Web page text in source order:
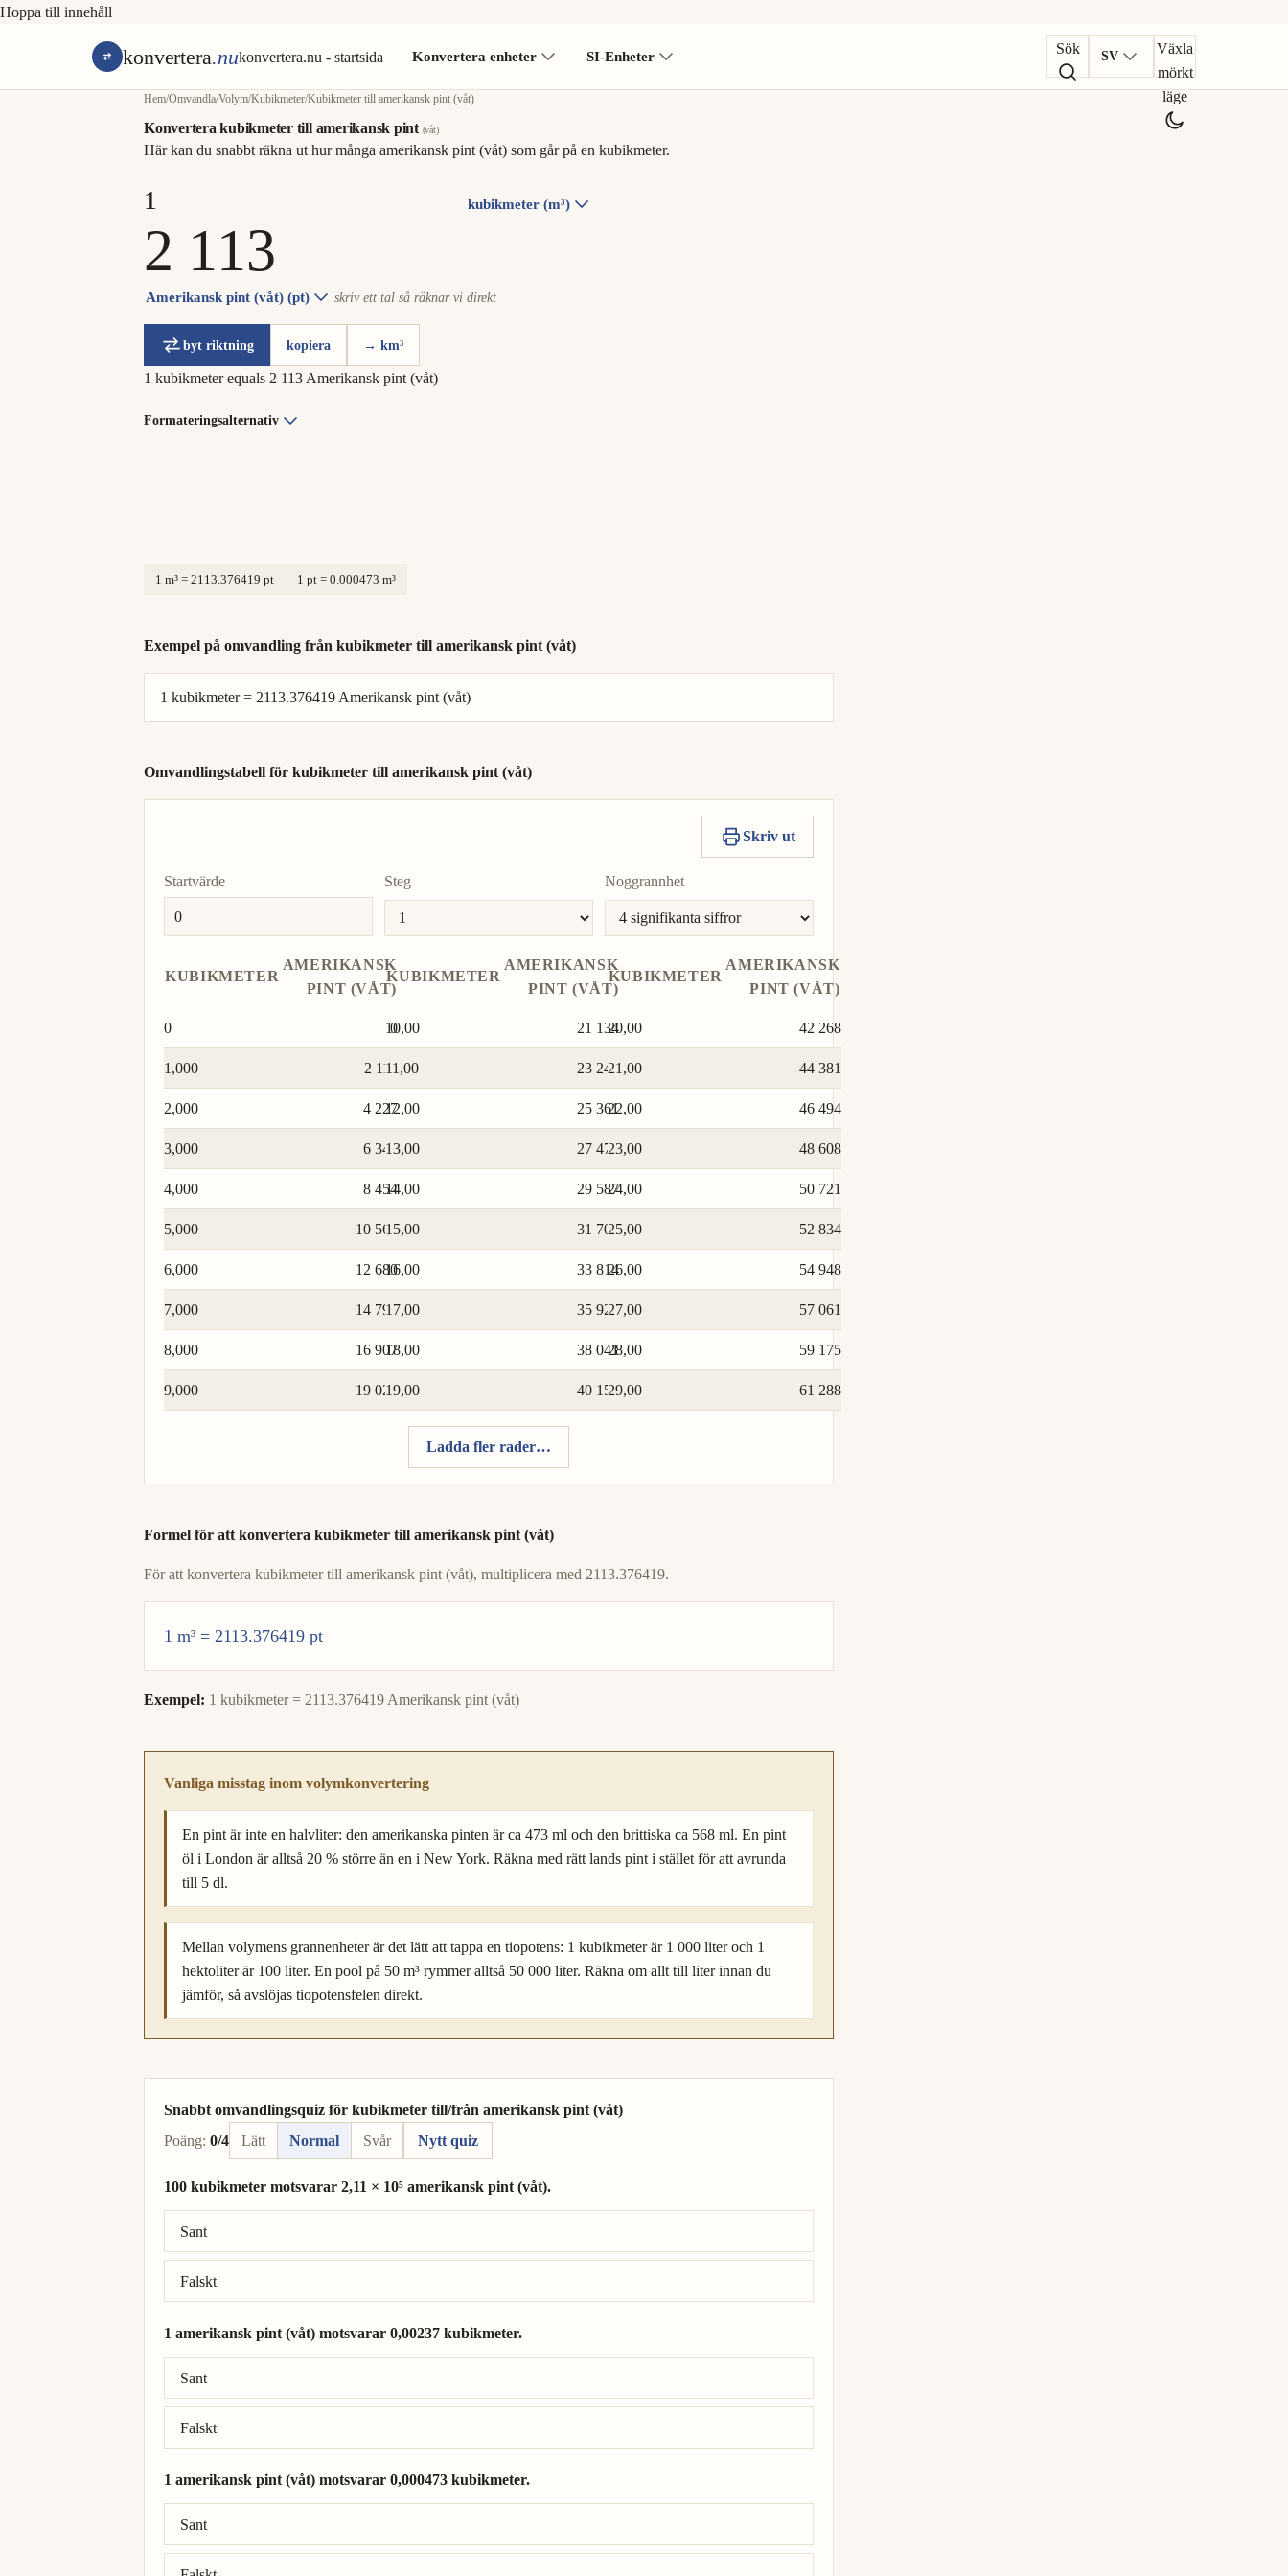
Hoppa till innehåll
konvertera.nukonvertera.nu - startsida Konvertera enheter SI-Enheter Sök SV
Växla
mörkt
läge
Hem/Omvandla/Volym/Kubikmeter/Kubikmeter till amerikansk pint (våt)
Konvertera kubikmeter till amerikansk pint (våt)
Här kan du snabbt räkna ut hur många amerikansk pint (våt) som går på en kubikmeter.
kubikmeter (m³)
Amerikansk pint (våt) (pt) skriv ett tal så räknar vi direkt
byt riktning kopiera → km³
1 kubikmeter equals 2 113 Amerikansk pint (våt)
Formateringsalternativ
1 m³ = 2113.376419 pt 1 pt = 0.000473 m³
Exempel på omvandling från kubikmeter till amerikansk pint (våt)
1 kubikmeter = 2113.376419 Amerikansk pint (våt)
Omvandlingstabell för kubikmeter till amerikansk pint (våt)
Skriv ut
Startvärde Steg Noggrannhet
KUBIKMETER
AMERIKANSK
PINT (VÅT)
0 0
1,000 2 113
2,000 4 227
3,000 6 340
4,000 8 454
5,000 10 567
6,000 12 680
7,000 14 794
8,000 16 907
9,000 19 020
KUBIKMETER
AMERIKANSK
PINT (VÅT)
10,00 21 134
11,00 23 247
12,00 25 361
13,00 27 474
14,00 29 587
15,00 31 701
16,00 33 814
17,00 35 927
18,00 38 041
19,00 40 154
KUBIKMETER
AMERIKANSK
PINT (VÅT)
20,00 42 268
21,00 44 381
22,00 46 494
23,00 48 608
24,00 50 721
25,00 52 834
26,00 54 948
27,00 57 061
28,00 59 175
29,00 61 288
Ladda fler rader…
Formel för att konvertera kubikmeter till amerikansk pint (våt)
För att konvertera kubikmeter till amerikansk pint (våt), multiplicera med 2113.376419.
1 m³ = 2113.376419 pt
Exempel: 1 kubikmeter = 2113.376419 Amerikansk pint (våt)
Vanliga misstag inom volymkonvertering
En pint är inte en halvliter: den amerikanska pinten är ca 473 ml och den brittiska ca 568 ml. En pint
öl i London är alltså 20 % större än en i New York. Räkna med rätt lands pint i stället för att avrunda
till 5 dl.
Mellan volymens grannenheter är det lätt att tappa en tiopotens: 1 kubikmeter är 1 000 liter och 1
hektoliter är 100 liter. En pool på 50 m³ rymmer alltså 50 000 liter. Räkna om allt till liter innan du
jämför, så avslöjas tiopotensfelen direkt.
Snabbt omvandlingsquiz för kubikmeter till/från amerikansk pint (våt)
Poäng: 0/4 Lätt Normal Svår Nytt quiz
100 kubikmeter motsvarar 2,11 × 10⁵ amerikansk pint (våt).
Sant
Falskt
Rätt svar: 100 kubikmeter = 2,11 × 10⁵ amerikansk pint (våt).
1 amerikansk pint (våt) motsvarar 0,00237 kubikmeter.
Sant
Falskt
Rätt svar: 1 amerikansk pint (våt) = 0,000473 kubikmeter.
1 amerikansk pint (våt) motsvarar 0,000473 kubikmeter.
Sant
Rätt svar: 1 amerikansk pint (våt) = 0,000473 kubikmeter.